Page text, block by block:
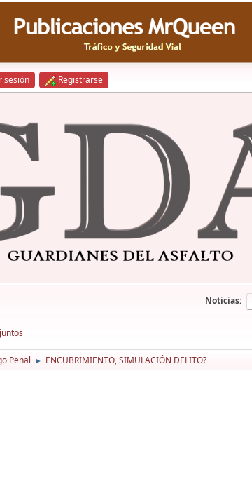
sesión Registrarse
Noticias:
Penal ► ENCUBRIMIENTO, SIMULACIÓN DELITO?